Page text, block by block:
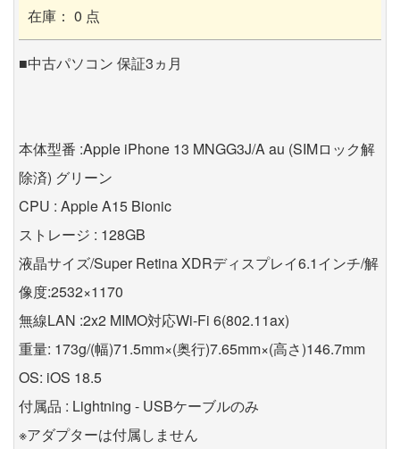
在庫： 0 点
■中古パソコン 保証3ヵ月
本体型番 :Apple iPhone 13 MNGG3J/A au (SIMロック解
除済) グリーン
CPU : Apple A15 Bionic
ストレージ : 128GB
液晶サイズ/Super Retina XDRディスプレイ6.1インチ/解
像度:2532×1170
無線LAN :2x2 MIMO対応Wi-Fi 6(802.11ax)
重量: 173g/(幅)71.5mm×(奥行)7.65mm×(高さ)146.7mm
OS: iOS 18.5
付属品 : Lightning - USBケーブルのみ
※アダプターは付属しません